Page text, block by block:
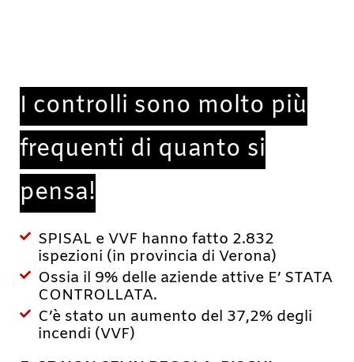
I controlli sono molto più
frequenti di quanto si
pensa!​
SPISAL e VVF hanno fatto 2.832
ispezioni (in provincia di Verona)
Ossia il 9% delle aziende attive E’ STATA
CONTROLLATA.
C’è stato un aumento del 37,2% degli
incendi (VVF)